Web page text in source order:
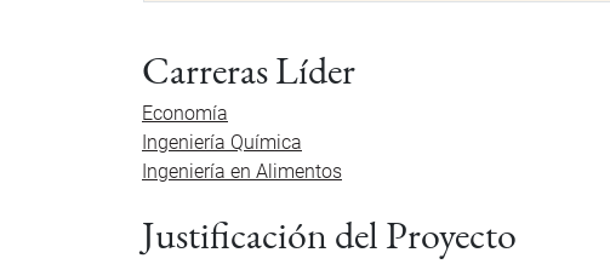
Carreras Líder
Economía
Ingeniería Química
Ingeniería en Alimentos
Justificación del Proyecto